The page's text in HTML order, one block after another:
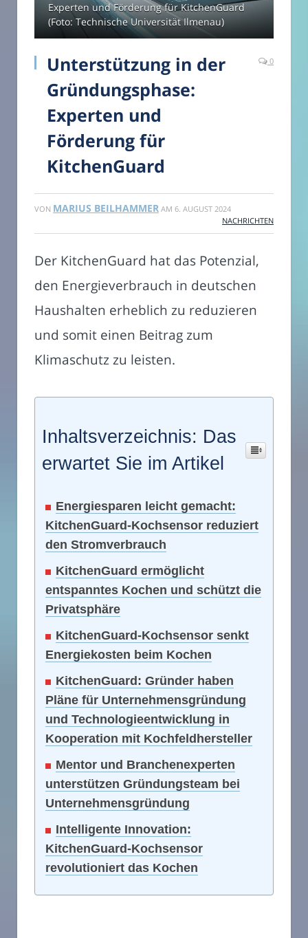
Experten und Förderung für KitchenGuard
(Foto: Technische Universität Ilmenau)
Unterstützung in der
Gründungsphase:
Experten und
Förderung für
KitchenGuard
0
VON MARIUS BEILHAMMER AM 6. AUGUST 2024
NACHRICHTEN
Der KitchenGuard hat das Potenzial,
den Energieverbrauch in deutschen
Haushalten erheblich zu reduzieren
und somit einen Beitrag zum
Klimaschutz zu leisten.
Inhaltsverzeichnis: Das
erwartet Sie im Artikel
Energiesparen leicht gemacht:
KitchenGuard-Kochsensor reduziert
den Stromverbrauch
KitchenGuard ermöglicht
entspanntes Kochen und schützt die
Privatsphäre
KitchenGuard-Kochsensor senkt
Energiekosten beim Kochen
KitchenGuard: Gründer haben
Pläne für Unternehmensgründung
und Technologieentwicklung in
Kooperation mit Kochfeldhersteller
Mentor und Branchenexperten
unterstützen Gründungsteam bei
Unternehmensgründung
Intelligente Innovation:
KitchenGuard-Kochsensor
revolutioniert das Kochen